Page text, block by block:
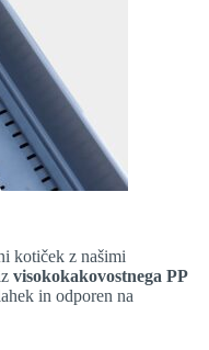
kotiček z našimi
visokokakovostnega PP
in odporen na